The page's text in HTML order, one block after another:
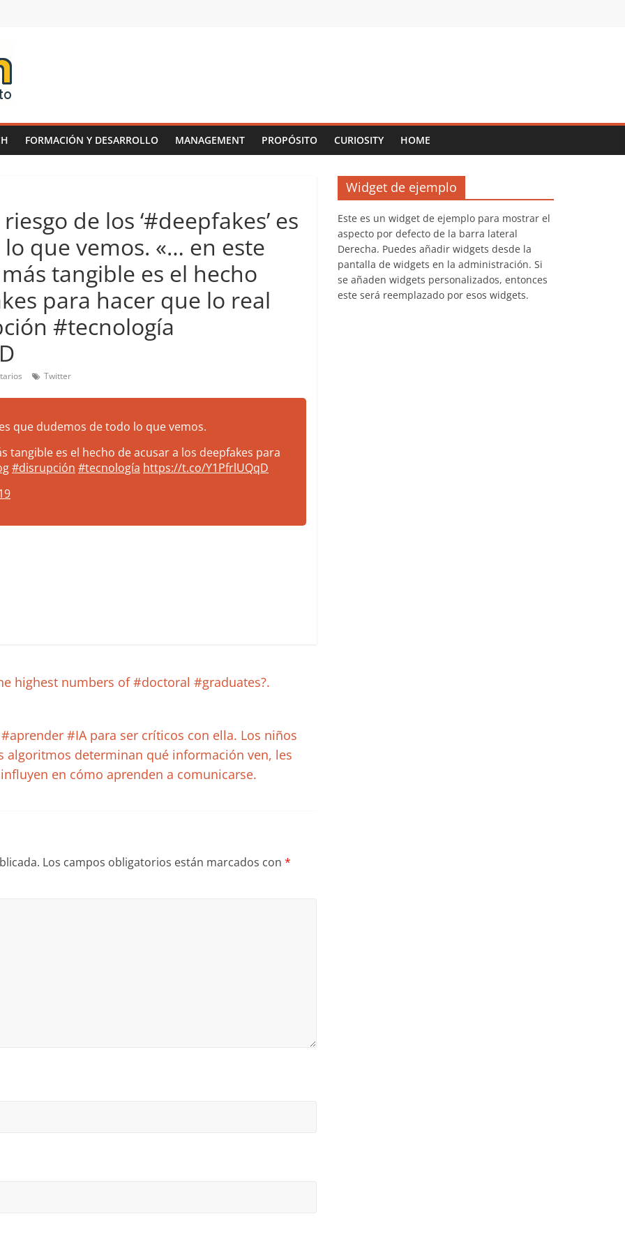
FORMACIÓN Y DESARROLLO MANAGEMENT PROPÓSITO CURIOSITY HOME
de los ‘#deepfakes’ es
que vemos. «… en este
tangible es el hecho
para hacer que lo real
#tecnología
Twitter
que dudemos de todo lo que vemos.
tangible es el hecho de acusar a los deepfakes para
#disrupción #tecnología https://t.co/Y1PfrlUQqD
highest numbers of #doctoral #graduates?.
#IA para ser críticos con ella. Los niños
algoritmos determinan qué información ven, les
en cómo aprenden a comunicarse.
Los campos obligatorios están marcados con *
Widget de ejemplo
Este es un widget de ejemplo para mostrar el
aspecto por defecto de la barra lateral
Derecha. Puedes añadir widgets desde la
pantalla de widgets en la administración. Si
se añaden widgets personalizados, entonces
este será reemplazado por esos widgets.